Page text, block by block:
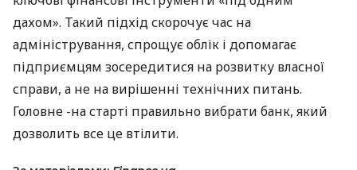
дахом». Такий підхід скорочує час на
адміністрування, спрощує облік і допомагає
підприємцям зосередитися на розвитку власної
справи, а не на вирішенні технічних питань.
Головне -на старті правильно вибрати банк, який
дозволить все це втілити.